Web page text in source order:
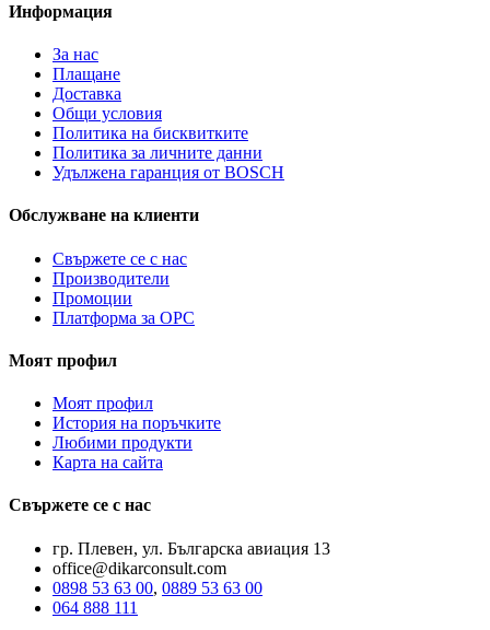
Информация
За нас
Плащане
Доставка
Общи условия
Политика на бисквитките
Политика за личните данни
Удължена гаранция от BOSCH
Обслужване на клиенти
Свържете се с нас
Производители
Промоции
Платформа за ОРС
Моят профил
Моят профил
История на поръчките
Любими продукти
Карта на сайта
Свържете се с нас
гр. Плевен, ул. Българска авиация 13
office@dikarconsult.com
0898 53 63 00, 0889 53 63 00
064 888 111